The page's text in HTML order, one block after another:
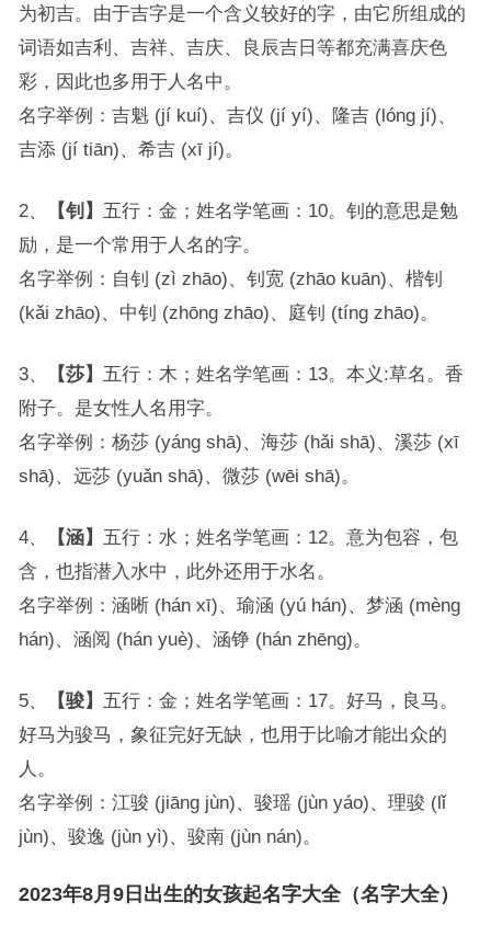
为初吉。由于吉字是一个含义较好的字，由它所组成的
词语如吉利、吉祥、吉庆、良辰吉日等都充满喜庆色
彩，因此也多用于人名中。
名字举例：吉魁 (jí kuí)、吉仪 (jí yí)、隆吉 (lóng jí)、
吉添 (jí tiān)、希吉 (xī jí)。
2、 【钊】 五行：金；姓名学笔画：10。钊的意思是勉
励，是一个常用于人名的字。
名字举例：自钊 (zì zhāo)、钊宽 (zhāo kuān)、楷钊
(kǎi zhāo)、中钊 (zhōng zhāo)、庭钊 (tíng zhāo)。
3、 【莎】 五行：木；姓名学笔画：13。本义:草名。香
附子。是女性人名用字。
名字举例：杨莎 (yáng shā)、海莎 (hǎi shā)、溪莎 (xī
shā)、远莎 (yuǎn shā)、微莎 (wēi shā)。
4、 【涵】 五行：水；姓名学笔画：12。意为包容，包
含，也指潜入水中，此外还用于水名。
名字举例：涵晰 (hán xī)、瑜涵 (yú hán)、梦涵 (mèng
hán)、涵阅 (hán yuè)、涵铮 (hán zhēng)。
5、 【骏】 五行：金；姓名学笔画：17。好马，良马。
好马为骏马，象征完好无缺，也用于比喻才能出众的
人。
名字举例：江骏 (jiāng jùn)、骏瑶 (jùn yáo)、理骏 (lǐ
jùn)、骏逸 (jùn yì)、骏南 (jùn nán)。
2023年8月9日出生的女孩起名字大全（名字大全）